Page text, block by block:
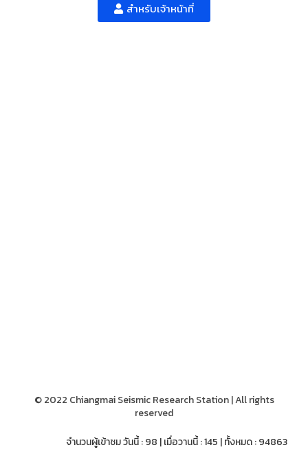
สำหรับเจ้าหน้าที่
© 2022 Chiangmai Seismic Research Station | All rights
reserved
จำนวนผู้เข้าชม วันนี้ : 98 | เมื่อวานนี้ : 145 | ทั้งหมด : 94863